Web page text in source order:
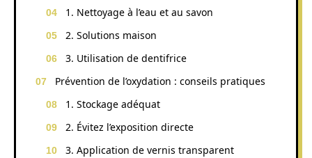
1. Nettoyage à l’eau et au savon
2. Solutions maison
3. Utilisation de dentifrice
Prévention de l’oxydation : conseils pratiques
1. Stockage adéquat
2. Évitez l’exposition directe
3. Application de vernis transparent